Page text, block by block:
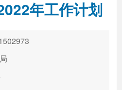
年工作计划